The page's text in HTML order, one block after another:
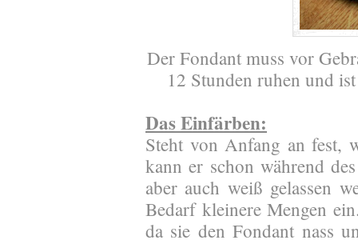
Der Fondant muss vor
12 Stunden ruhen und
Das Einfärben:
Steht von Anfang an fest,
kann er schon während
aber auch weiß gelassen
Bedarf kleinere Mengen
da sie den Fondant nass